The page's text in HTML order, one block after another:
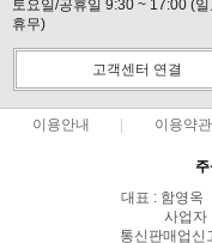
토요일/공휴일 9:30 ~ 17:00 (일
휴무)
고객센터 연결
이용안내 이용약관
대표 : 함영옥
사업자
통신판매업신